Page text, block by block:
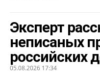
Эксперт
неписаных
российских
05.08.2026 17:34